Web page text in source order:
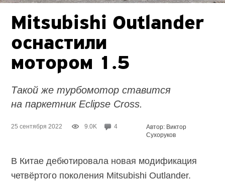
Mitsubishi Outlander
оснастили
мотором 1.5
Такой же турбомотор ставится
на паркетник Eclipse Cross.
25 сентября 2022 9.0K 4
Автор: Виктор
Сухоруков
В Китае дебютировала новая модификация
четвёртого поколения Mitsubishi Outlander.